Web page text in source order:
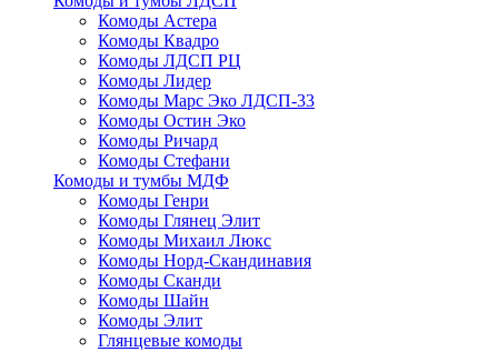
Комоды Астера
Комоды Квадро
Комоды ЛДСП РЦ
Комоды Лидер
Комоды Марс Эко ЛДСП-33
Комоды Остин Эко
Комоды Ричард
Комоды Стефани
Комоды и тумбы МДФ
Комоды Генри
Комоды Глянец Элит
Комоды Михаил Люкс
Комоды Норд-Скандинавия
Комоды Сканди
Комоды Шайн
Комоды Элит
Глянцевые комоды